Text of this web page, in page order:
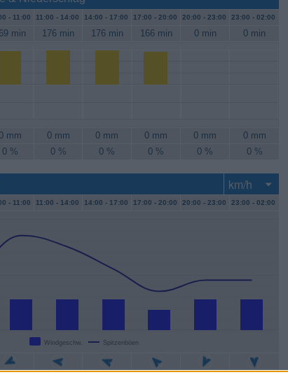
- 11:00 11:00 - 14:00 14:00 - 17:00 17:00 - 20:00 20:00 - 23:00 23:00 - 02:00
min 176 min 176 min 166 min 0 min 0 min
mm 0 mm 0 mm 0 mm 0 mm
0 mm
0 % 0 % 0 % 0 % 0 % 0 %
- 11:00 11:00 - 14:00 14:00 - 17:00 17:00 - 20:00 20:00 - 23:00 23:00 - 02:00
Windgeschw. Spitzenböen